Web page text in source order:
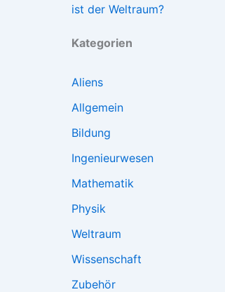
ist der Weltraum?
Kategorien
Aliens
Allgemein
Bildung
Ingenieurwesen
Mathematik
Physik
Weltraum
Wissenschaft
Zubehör